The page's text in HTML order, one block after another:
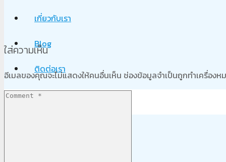
เกี่ยวกับเรา
Blog
ติดต่อเรา
ใส่ความเห็น
อีเมลของคุณจะไม่แสดงให้คนอื่นเห็น ช่องข้อมูลจำเป็นถูกทำเครื่องห